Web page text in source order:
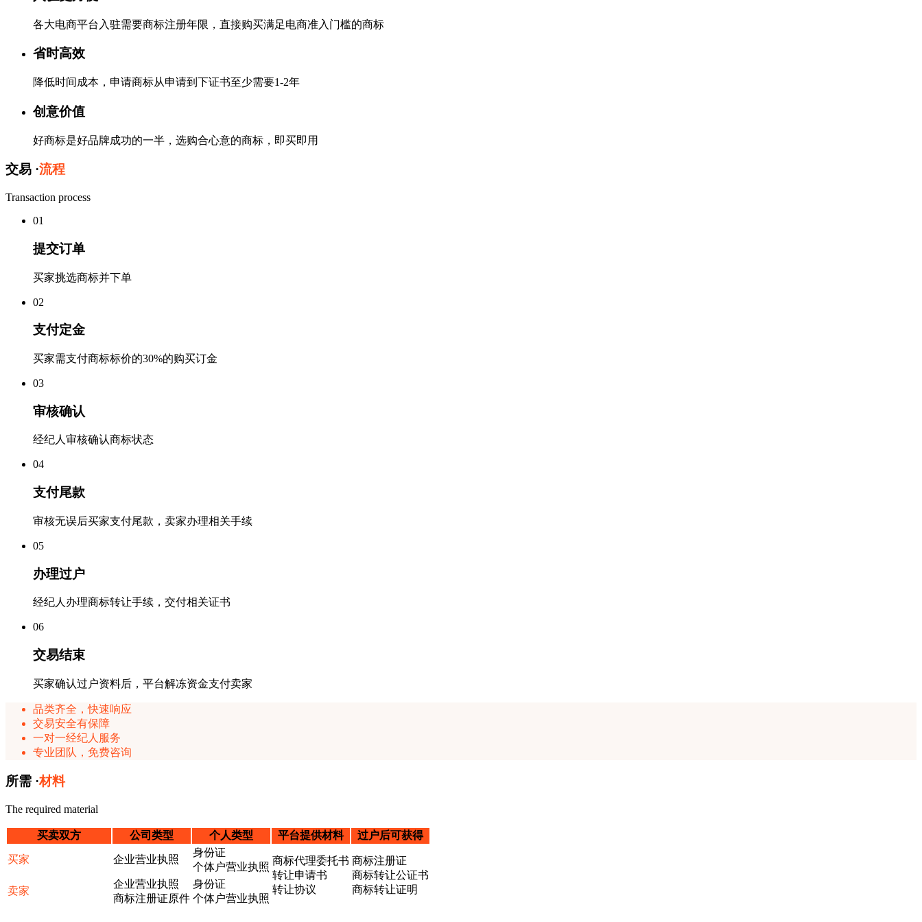
各大电商平台入驻需要商标注册年限，直接购买满足电商准入门槛的商标
省时高效
降低时间成本，申请商标从申请到下证书至少需要1-2年
创意价值
好商标是好品牌成功的一半，选购合心意的商标，即买即用
交易 ·流程
Transaction process
01
提交订单
买家挑选商标并下单
02
支付定金
买家需支付商标标价的30%的购买订金
03
审核确认
经纪人审核确认商标状态
04
支付尾款
审核无误后买家支付尾款，卖家办理相关手续
05
办理过户
经纪人办理商标转让手续，交付相关证书
06
交易结束
买家确认过户资料后，平台解冻资金支付卖家
品类齐全，快速响应
交易安全有保障
一对一经纪人服务
专业团队，免费咨询
所需 ·材料
The required material
买卖双方 公司类型 个人类型 平台提供材料 过户后可获得
买家 企业营业执照
身份证
个体户营业执照
商标代理委托书
转让申请书
转让协议
商标注册证
商标转让公证书
商标转让证明
卖家
企业营业执照
商标注册证原件
身份证
个体户营业执照